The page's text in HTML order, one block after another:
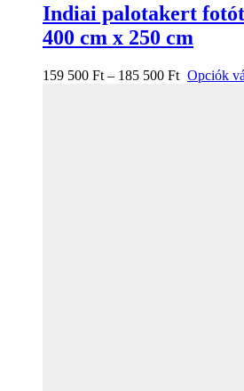
Indiai palotakert
400 cm x 250 cm
159 500 Ft – 185 500 Ft Opciók